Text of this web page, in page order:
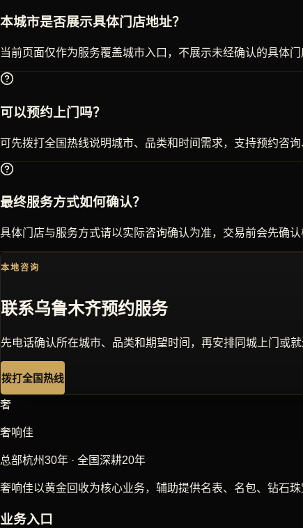
本城市是否展示具体门店地址？
当前页面仅作为服务覆盖城市入口，不展示未经确认的具体门
可以预约上门吗？
可先拨打全国热线说明城市、品类和时间需求，支持预约咨询
最终服务方式如何确认？
具体门店与服务方式请以实际咨询确认为准，交易前会先确认
本地咨询
联系乌鲁木齐预约服务
先电话确认所在城市、品类和期望时间，再安排同城上门或就
拨打全国热线
奢
奢响佳
总部杭州30年 · 全国深耕20年
奢响佳以黄金回收为核心业务，辅助提供名表、名包、钻石
业务入口